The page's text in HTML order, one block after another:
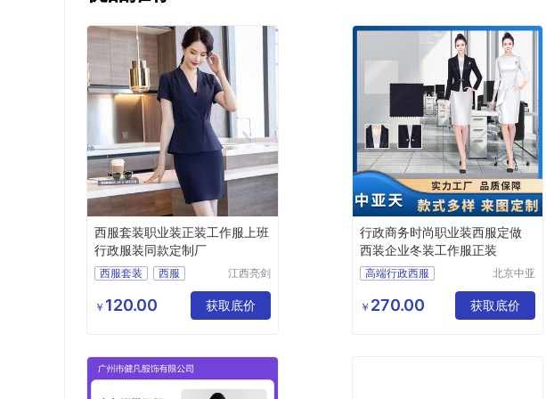
西服套装职业装正装工作服上班
行政服装同款定制厂
西服套装
西服
服装定制
江西亮剑
公司
￥ 120.00 获取底价
行政商务时尚职业装西服定做
西装企业冬装工作服正装
高端行政西服
行政商务女士职业套装
商务女士职业套装
北京中亚
限公司
￥ 270.00 获取底价